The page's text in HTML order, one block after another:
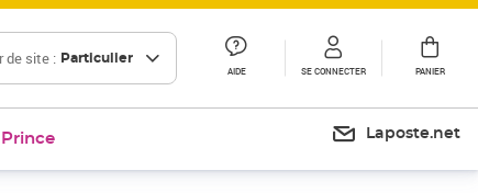
de site : Particulier
AIDE SE CONNECTER PANIER
Laposte.net